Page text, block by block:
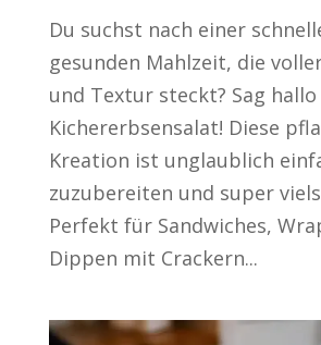
Du suchst nach einer
gesunden Mahlzeit, die
und Textur steckt? Sag
Kichererbsensalat! Diese
Kreation ist unglaublich
zuzubereiten und super
Perfekt für Sandwiches,
Dippen mit Crackern...